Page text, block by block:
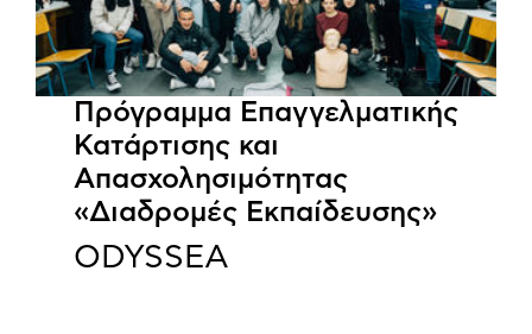
Πρόγραμμα Επαγγελματικής
Κατάρτισης και
Απασχολησιμότητας
«Διαδρομές Εκπαίδευσης»
ODYSSEA